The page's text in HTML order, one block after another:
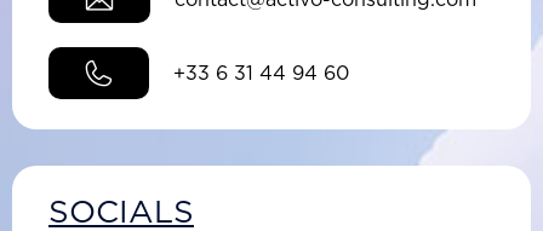
+33 6 31 44 94 60
SOCIALS